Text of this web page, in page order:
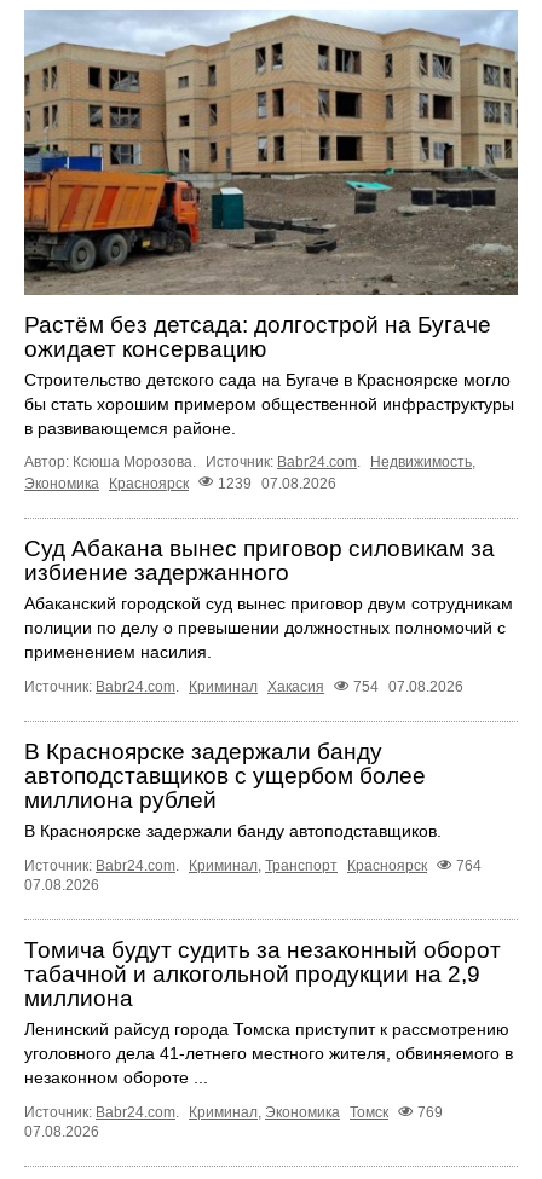
Растём без детсада: долгострой на Бугаче
ожидает консервацию
Строительство детского сада на Бугаче в Красноярске могло
бы стать хорошим примером общественной инфраструктуры
в развивающемся районе.
Автор: Ксюша Морозова. Источник: Babr24.com. Недвижимость,
Экономика
Красноярск 1239 07.08.2026
Суд Абакана вынес приговор силовикам за
избиение задержанного
Абаканский городской суд вынес приговор двум сотрудникам
полиции по делу о превышении должностных полномочий с
применением насилия.
Источник: Babr24.com Криминал Хакасия 754 07.08.2026
В Красноярске задержали банду
автоподставщиков с ущербом более
миллиона рублей
В Красноярске задержали банду автоподставщиков.
Источник: Babr24.com. Криминал, Транспорт Красноярск
764
07.08.2026
Томича будут судить за незаконный оборот
табачной и алкогольной продукции на 2,9
миллиона
Ленинский райсуд города Томска приступит к рассмотрению
уголовного дела 41-летнего местного жителя, обвиняемого в
незаконном обороте ...
Источник: Babr24.com. Криминал, Экономика Томск
769
07.08.2026